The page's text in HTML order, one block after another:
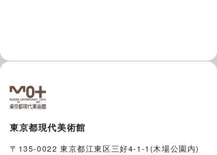
東京都現代美術館
〒135-0022 東京都江東区三好4-1-1(木場公園内)